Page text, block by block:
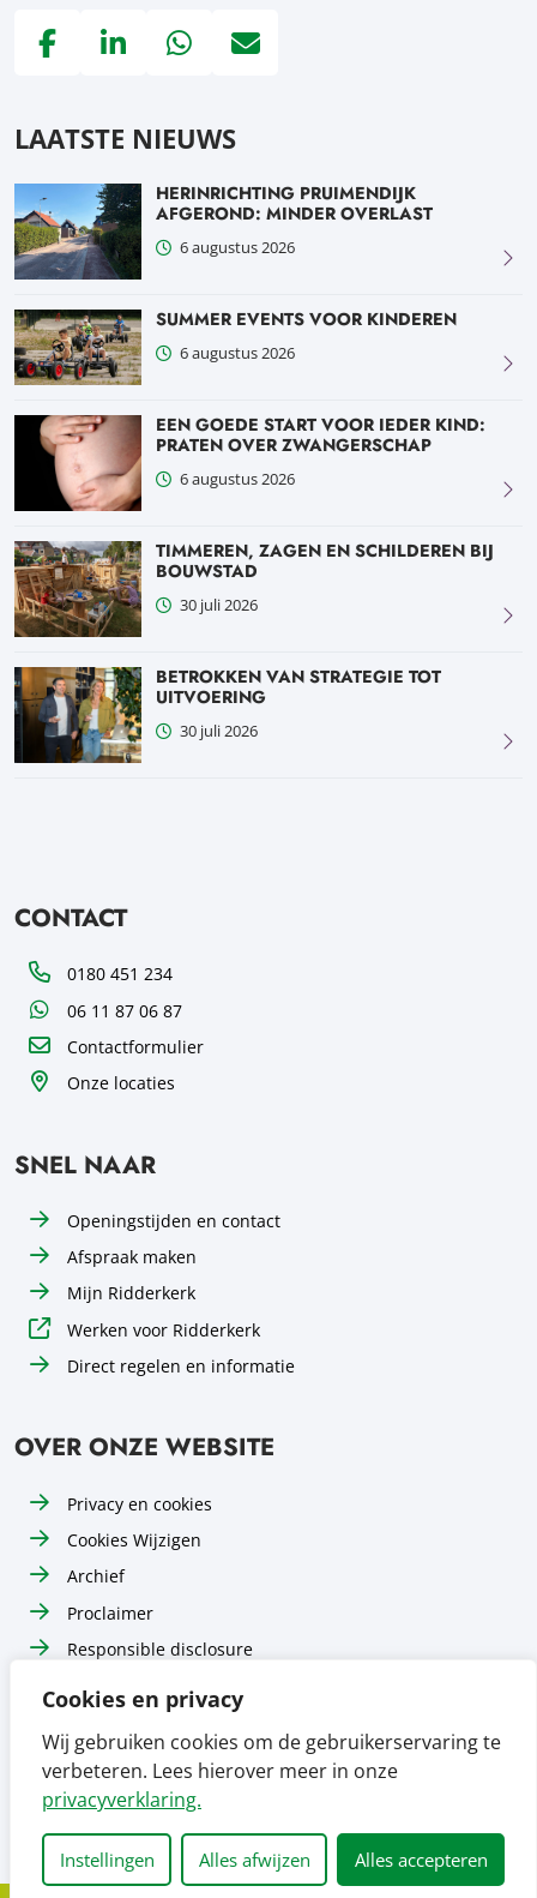
Cookies en privacy
Wij gebruiken cookies om de gebruikerservaring te
verbeteren. Lees hierover meer in onze
privacyverklaring.
Instellingen Alles afwijzen Alles accepteren
LAATSTE NIEUWS
HERINRICHTING PRUIMENDIJK
AFGEROND: MINDER OVERLAST
6 augustus 2026
SUMMER EVENTS VOOR KINDEREN
6 augustus 2026
EEN GOEDE START VOOR IEDER KIND:
PRATEN OVER ZWANGERSCHAP
6 augustus 2026
TIMMEREN, ZAGEN EN SCHILDEREN BIJ
BOUWSTAD
30 juli 2026
BETROKKEN VAN STRATEGIE TOT
UITVOERING
30 juli 2026
CONTACT
Telefoon0180 451 234
WhatsApp06 11 87 06 87
Contactformulier
Onze locaties
SNEL NAAR
Openingstijden en contact
Afspraak maken
Mijn Ridderkerk
Werken voor Ridderkerk
Direct regelen en informatie
OVER ONZE WEBSITE
Privacy en cookies
Cookies Wijzigen
Archief
Proclaimer
Responsible disclosure
Toegankelijkheid
Volg ons op
Instagram Volg ons op
LinkedIn